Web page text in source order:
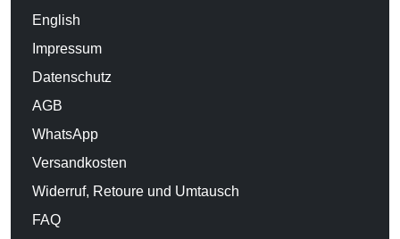
English
Impressum
Datenschutz
AGB
WhatsApp
Versandkosten
Widerruf, Retoure und Umtausch
FAQ